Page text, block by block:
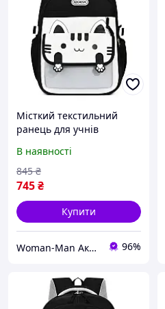
Місткий текстильний
ранець для учнів
хлопчиків і дівчаток
В наявності
745₴
845 ₴
Купити
Woman-Man Аксесуари для Жінок та Чоловіків 96%